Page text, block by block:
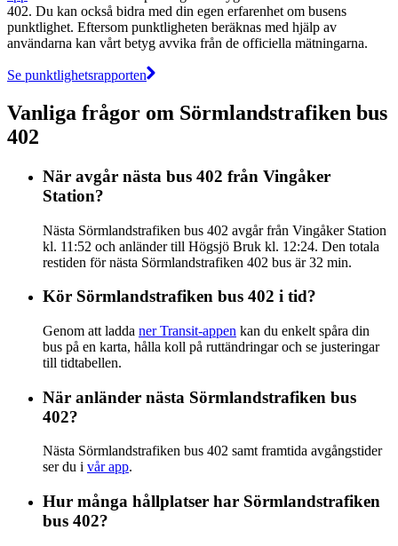
402. Du kan också bidra med din egen erfarenhet om busens
punktlighet. Eftersom punktligheten beräknas med hjälp av
användarna kan vårt betyg avvika från de officiella mätningarna.
Se punktlighetsrapporten
Vanliga frågor om Sörmlandstrafiken bus
402
När avgår nästa bus 402 från Vingåker
Station?
Nästa Sörmlandstrafiken bus 402 avgår från Vingåker Station
kl. 11:52 och anländer till Högsjö Bruk kl. 12:24. Den totala
restiden för nästa Sörmlandstrafiken 402 bus är 32 min.
Kör Sörmlandstrafiken bus 402 i tid?
Genom att ladda ner Transit-appen kan du enkelt spåra din
bus på en karta, hålla koll på ruttändringar och se justeringar
till tidtabellen.
När anländer nästa Sörmlandstrafiken bus
402?
Nästa Sörmlandstrafiken bus 402 samt framtida avgångstider
ser du i vår app.
Hur många hållplatser har Sörmlandstrafiken
bus 402?